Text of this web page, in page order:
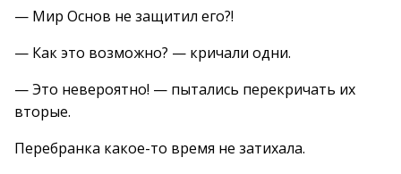
— Мир Основ не защитил его?!
— Как это возможно? — кричали одни.
— Это невероятно! — пытались перекричать их
вторые.
Перебранка какое-то время не затихала.